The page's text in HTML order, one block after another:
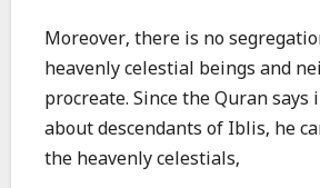
Moreover, there is no
heavenly celestial beings and
procreate. Since the Quran says
about descendants of Iblis, he
the heavenly celestials,